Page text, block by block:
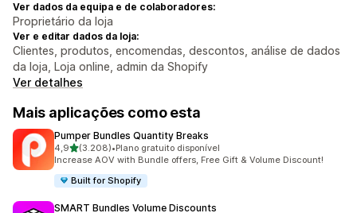
Ver dados da equipa e de colaboradores:
Proprietário da loja
Ver e editar dados da loja:
Clientes, produtos, encomendas, descontos, análise de dados
da loja, Loja online, admin da Shopify
Ver detalhes
Mais aplicações como esta
Pumper Bundles Quantity Breaks
4,9de 5 estrelas
(3.208)
3208 total de avaliações
•Plano gratuito disponível
Increase AOV with Bundle offers, Free Gift & Volume Discount!
Built for Shopify
SMART Bundles Volume Discounts